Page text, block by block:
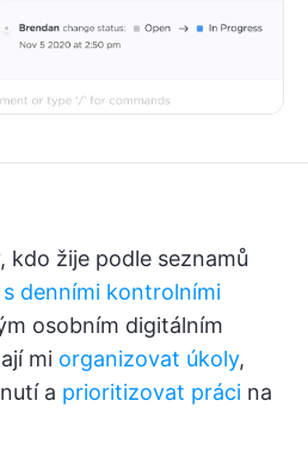
kdo žije podle seznamů
s denními kontrolními
osobním digitálním
mi organizovat úkoly,
a prioritizovat práci na